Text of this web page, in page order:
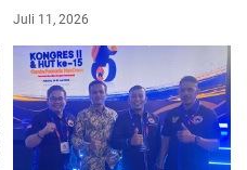
Aceh Utara
Juli 11, 2026